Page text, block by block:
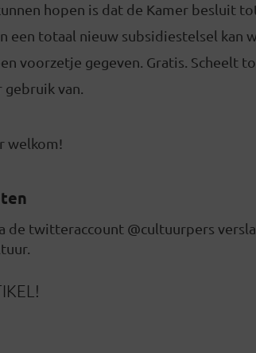
hopen is dat de Kamer besluit
een totaal nieuw subsidiestelsel kan
voorzetje gegeven. Gratis. Scheelt
gebruik van.
welkom!
de twitteraccount @cultuurpers